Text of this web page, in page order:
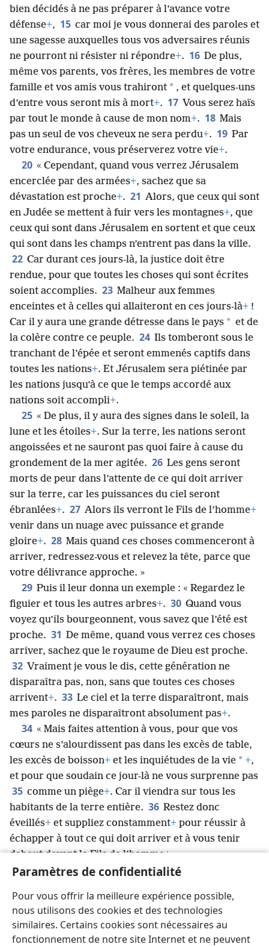
Paramètres de confidentialité
Pour vous offrir la meilleure expérience possible,
nous utilisons des cookies et des technologies
similaires. Certains cookies sont nécessaires au
fonctionnement de notre site Internet et ne peuvent
bien décidés à ne pas préparer à l’avance votre
défense+, 15 car moi je vous donnerai des paroles et
une sagesse auxquelles tous vos adversaires réunis
ne pourront ni résister ni répondre+. 16 De plus,
même vos parents, vos frères, les membres de votre
famille et vos amis vous trahiront * , et quelques-uns
d’entre vous seront mis à mort+. 17 Vous serez haïs
par tout le monde à cause de mon nom+. 18 Mais
pas un seul de vos cheveux ne sera perdu+. 19 Par
votre endurance, vous préserverez votre vie+.
20 « Cependant, quand vous verrez Jérusalem
encerclée par des armées+, sachez que sa
dévastation est proche+. 21 Alors, que ceux qui sont
en Judée se mettent à fuir vers les montagnes+, que
ceux qui sont dans Jérusalem en sortent et que ceux
qui sont dans les champs n’entrent pas dans la ville.
22 Car durant ces jours-là, la justice doit être
rendue, pour que toutes les choses qui sont écrites
soient accomplies. 23 Malheur aux femmes
enceintes et à celles qui allaiteront en ces jours-là+ !
Car il y aura une grande détresse dans le pays * et de
la colère contre ce peuple. 24 Ils tomberont sous le
tranchant de l’épée et seront emmenés captifs dans
toutes les nations+. Et Jérusalem sera piétinée par
les nations jusqu’à ce que le temps accordé aux
nations soit accompli+.
25 « De plus, il y aura des signes dans le soleil, la
lune et les étoiles+. Sur la terre, les nations seront
angoissées et ne sauront pas quoi faire à cause du
grondement de la mer agitée. 26 Les gens seront
morts de peur dans l’attente de ce qui doit arriver
sur la terre, car les puissances du ciel seront
ébranlées+. 27 Alors ils verront le Fils de l’homme+
venir dans un nuage avec puissance et grande
gloire+. 28 Mais quand ces choses commenceront à
arriver, redressez-vous et relevez la tête, parce que
votre délivrance approche. »
29 Puis il leur donna un exemple : « Regardez le
figuier et tous les autres arbres+. 30 Quand vous
voyez qu’ils bourgeonnent, vous savez que l’été est
proche. 31 De même, quand vous verrez ces choses
arriver, sachez que le royaume de Dieu est proche.
32 Vraiment je vous le dis, cette génération ne
disparaîtra pas, non, sans que toutes ces choses
arrivent+. 33 Le ciel et la terre disparaîtront, mais
mes paroles ne disparaîtront absolument pas+.
34 « Mais faites attention à vous, pour que vos
cœurs ne s’alourdissent pas dans les excès de table,
les excès de boisson+ et les inquiétudes de la vie * +,
et pour que soudain ce jour-là ne vous surprenne pas
35 comme un piège+. Car il viendra sur tous les
habitants de la terre entière. 36 Restez donc
éveillés+ et suppliez constamment+ pour réussir à
échapper à tout ce qui doit arriver et à vous tenir
debout devant le Fils de l’homme+. »
37 Pendant la journée, Jésus enseignait dans le
appelée le mont des Oliviers. 38 Et tôt le matin, tout
le peuple venait vers lui dans le Temple pour
l’écouter.